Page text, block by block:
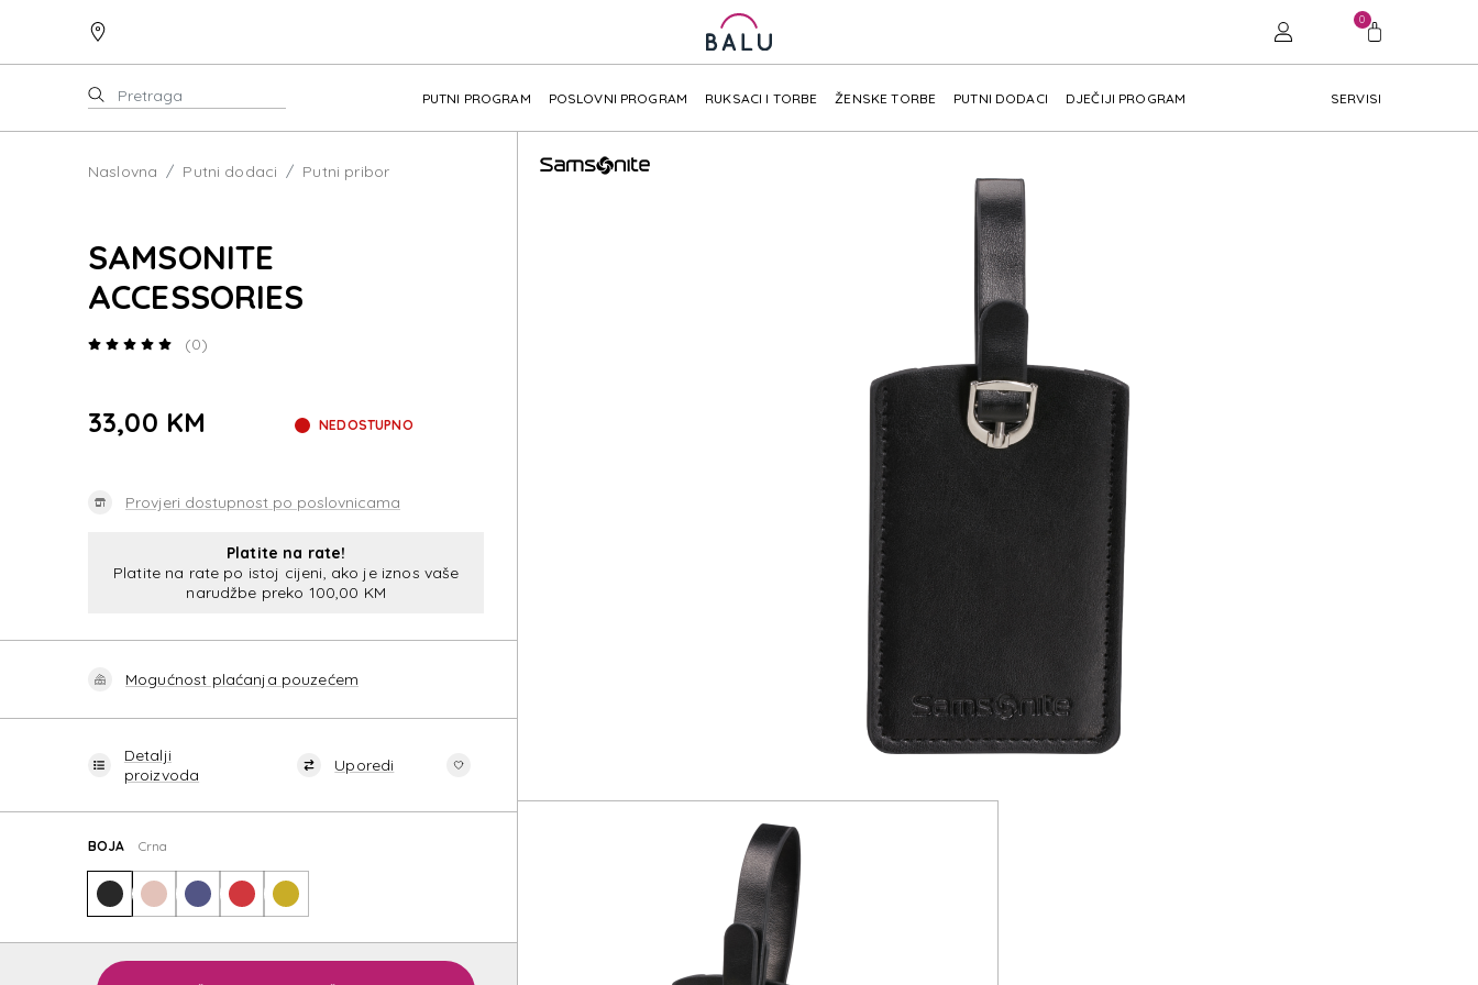
0
PUTNI PROGRAM POSLOVNI PROGRAM RUKSACI I TORBE ŽENSKE TORBE PUTNI DODACI DJEČIJI PROGRAM SERVISI
Naslovna Putni dodaci Putni pribor
SAMSONITE
ACCESSORIES
(0)
33,00 KM NEDOSTUPNO
Provjeri dostupnost po poslovnicama
Platite na rate!
Platite na rate po istoj cijeni, ako je iznos vaše
narudžbe preko 100,00 KM
Mogućnost plaćanja pouzećem
Detalji
proizvoda
Uporedi
BOJA Crna